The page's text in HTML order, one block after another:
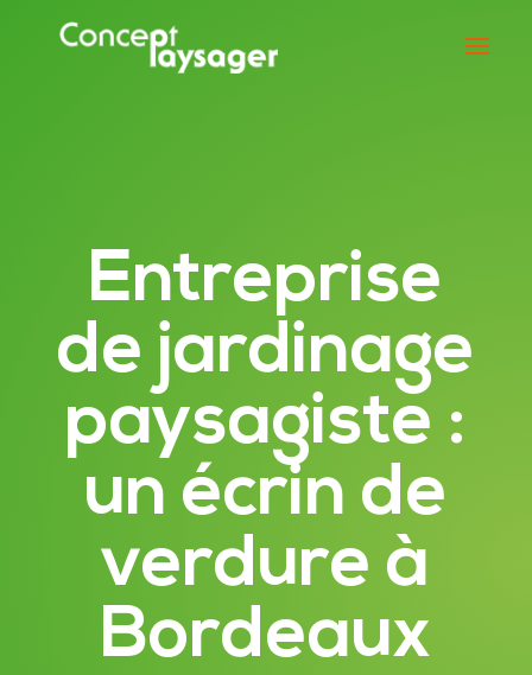
Entreprise
de jardinage
paysagiste :
un écrin de
verdure à
Bordeaux